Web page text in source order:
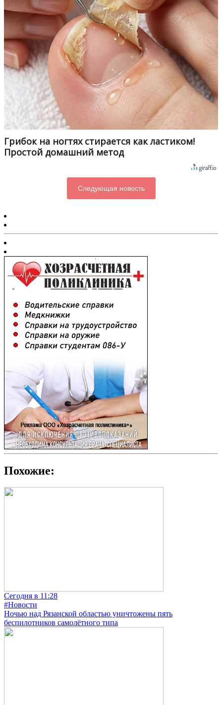
Грибок на ногтях стирается как ластиком!
Простой домашний метод
Следующая новость
Похожие:
Сегодня в 11:28
#Новости
Ночью над Рязанской областью уничтожены пять
беспилотников самолётного типа